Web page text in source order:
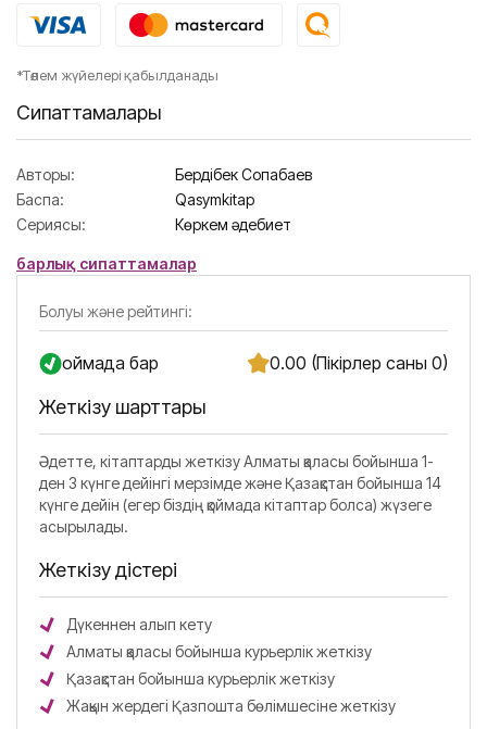
*Төлем жүйелері қабылданады
Сипаттамалары
Авторы:
Бердібек Соқпақбаев
Баспа:
Qasymkitap
Сериясы:
Көркем әдебиет
барлық сипаттамалар
Болуы және рейтингі:
Қоймада бар 0.00 (Пікірлер саны 0)
Жеткізу шарттары
Әдетте, кітаптарды жеткізу Алматы қаласы бойынша 1-
ден 3 күнге дейінгі мерзімде және Қазақстан бойынша 14
күнге дейін (егер біздің қоймада кітаптар болса) жүзеге
асырылады.
Жеткізу әдістері
Дүкеннен алып кету
Алматы қаласы бойынша курьерлік жеткізу
Қазақстан бойынша курьерлік жеткізу
Жақын жердегі Қазпошта бөлімшесіне жеткізу